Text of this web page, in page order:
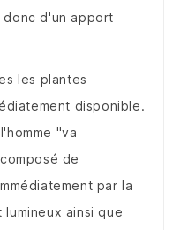
d'un apport
les plantes
disponible.
"va
de
par la
ainsi que